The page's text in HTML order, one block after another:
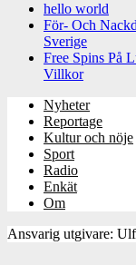
hello world
För- Och
Sverige
Free Spins På
Villkor
Nyheter
Reportage
Kultur och nöje
Sport
Radio
Enkät
Om
Ansvarig utgivare: